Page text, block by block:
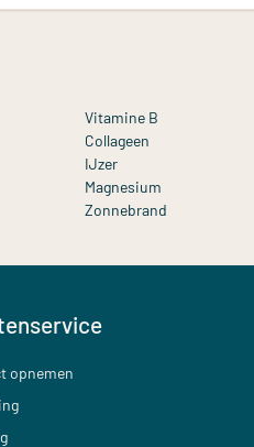
Vitamine B
Collageen
IJzer
Magnesium
Zonnebrand
opnemen